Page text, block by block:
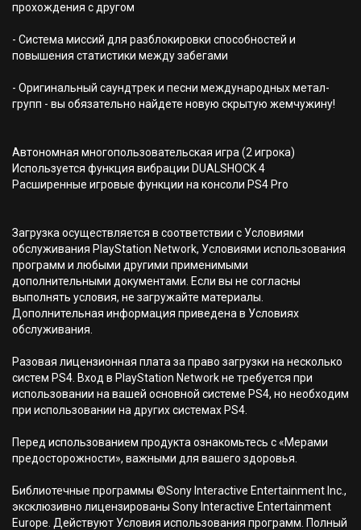
прохождения с другом
- Система миссий для разблокировки способностей и
повышения статистики между забегами
- Оригинальный саундтрек и песни международных метал-
групп - вы обязательно найдете новую скрытую жемчужину!
Автономная многопользовательская игра (2 игрока)
Используется функция вибрации DUALSHOCK 4
Расширенные игровые функции на консоли PS4 Pro
Загрузка осуществляется в соответствии с Условиями
обслуживания PlayStation Network, Условиями использования
программ и любыми другими применимыми
дополнительными документами. Если вы не согласны
выполнять условия, не загружайте материалы.
Дополнительная информация приведена в Условиях
обслуживания.
Разовая лицензионная плата за право загрузки на несколько
систем PS4. Вход в PlayStation Network не требуется при
использовании на вашей основной системе PS4, но необходим
при использовании на других системах PS4.
Перед использованием продукта ознакомьтесь с «Мерами
предосторожности», важными для вашего здоровья.
Библиотечные программы ©Sony Interactive Entertainment Inc.,
эксклюзивно лицензированы Sony Interactive Entertainment
Europe. Действуют Условия использования программ. Полный